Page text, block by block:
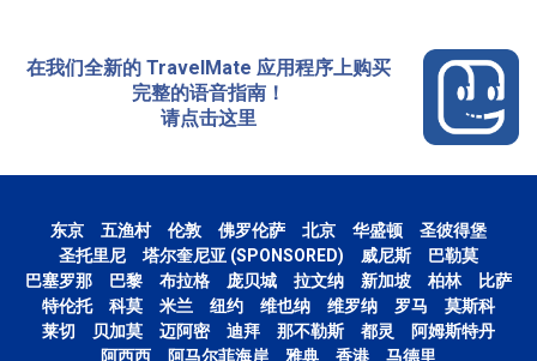
在我们全新的 TravelMate 应用程序上购买
完整的语音指南！
请点击这里
东京 五渔村 伦敦 佛罗伦萨 北京 华盛顿
圣彼得堡
圣托里尼
塔尔奎尼亚 (SPONSORED) 威尼斯
巴勒莫
巴塞罗那
巴黎 布拉格 庞贝城 拉文纳 新加坡 柏林
比萨
特伦托
科莫 米兰 纽约 维也纳 维罗纳 罗马
莫斯科
莱切
贝加莫 迈阿密 迪拜 那不勒斯 都灵
阿姆斯特丹
阿西西
阿马尔菲海岸 雅典 香港 马德里